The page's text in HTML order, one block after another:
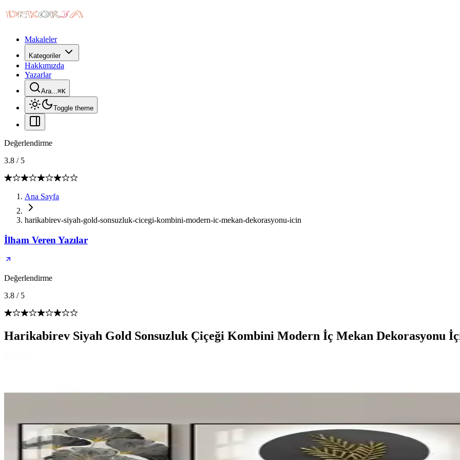
Makaleler
Kategoriler
Hakkımızda
Yazarlar
Ara...⌘K
Toggle theme
Değerlendirme
3.8 / 5
Ana Sayfa
harikabirev-siyah-gold-sonsuzluk-cicegi-kombini-modern-ic-mekan-dekorasyonu-icin
İlham Veren Yazılar
Değerlendirme
3.8 / 5
Harikabirev Siyah Gold Sonsuzluk Çiçeği Kombini Modern İç Mekan Dekorasyonu